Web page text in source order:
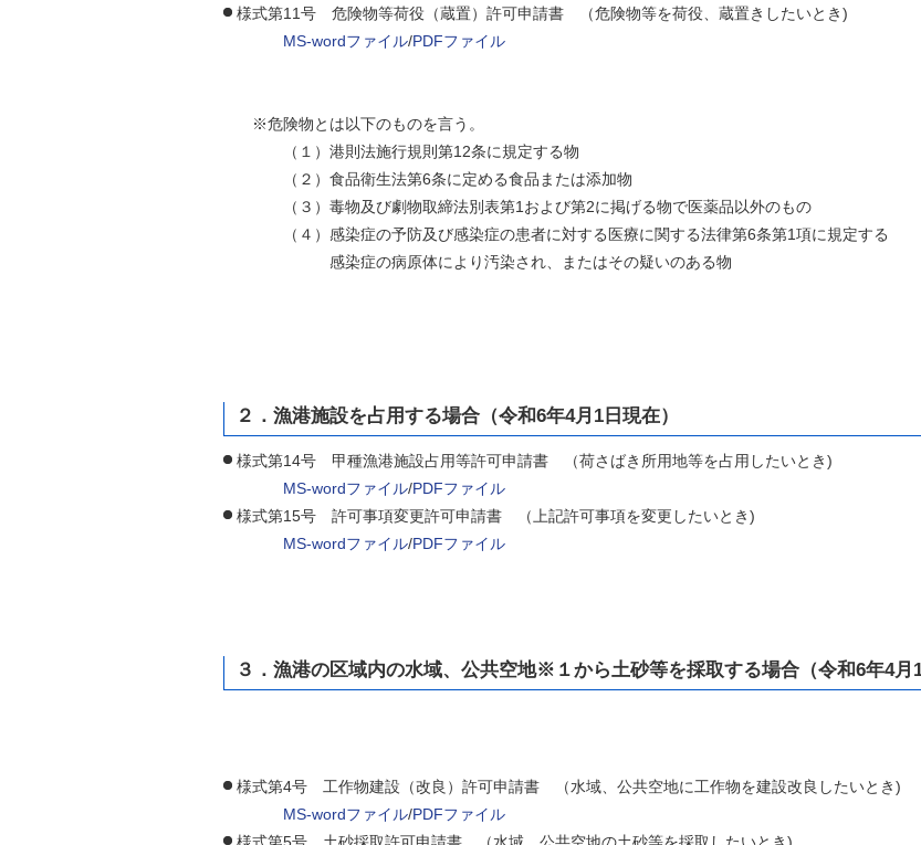
様式第11号 危険物等荷役（蔵置）許可申請書 （危険物等を荷役、蔵置きしたいとき)
MS-wordファイル/PDFファイル
※危険物とは以下のものを言う。
（１）港則法施行規則第12条に規定する物
（２）食品衛生法第6条に定める食品または添加物
（３）毒物及び劇物取締法別表第1および第2に掲げる物で医薬品以外のもの
（４）感染症の予防及び感染症の患者に対する医療に関する法律第6条第1項に規定する
感染症の病原体により汚染され、またはその疑いのある物
２．漁港施設を占用する場合（令和6年4月1日現在）
様式第14号 甲種漁港施設占用等許可申請書 （荷さばき所用地等を占用したいとき)
MS-wordファイル/PDFファイル
様式第15号 許可事項変更許可申請書 （上記許可事項を変更したいとき)
MS-wordファイル/PDFファイル
３．漁港の区域内の水域、公共空地※１から土砂等を採取する場合（令和6年4月1
様式第4号 工作物建設（改良）許可申請書 （水域、公共空地に工作物を建設改良したいとき)
MS-wordファイル/PDFファイル
様式第5号 土砂採取許可申請書 （水域、公共空地の土砂等を採取したいとき)